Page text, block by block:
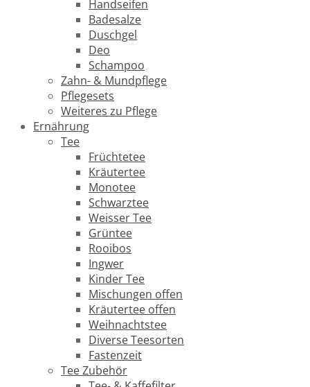
Handseifen
Badesalze
Duschgel
Deo
Schampoo
Zahn- & Mundpflege
Pflegesets
Weiteres zu Pflege
Ernährung
Tee
Früchtetee
Kräutertee
Monotee
Schwarztee
Weisser Tee
Grüntee
Rooibos
Ingwer
Kinder Tee
Mischungen offen
Kräutertee offen
Weihnachtstee
Diverse Teesorten
Fastenzeit
Tee Zubehör